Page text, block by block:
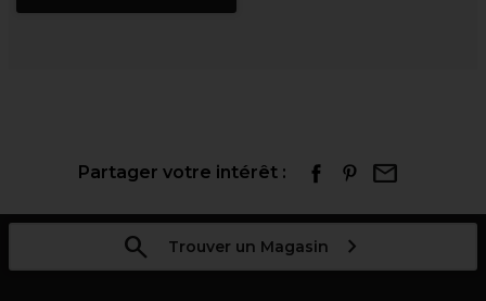
Partager votre intérêt :
Trouver un Magasin